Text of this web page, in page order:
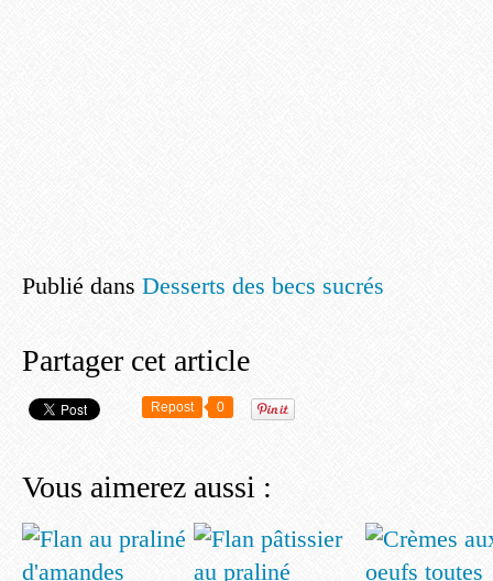
Publié dans Desserts des becs sucrés
Partager cet article
Repost 0
Vous aimerez aussi :